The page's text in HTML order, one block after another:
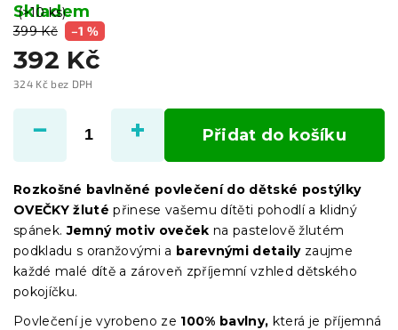
399 Kč –1 %
392 Kč
324 Kč bez DPH
cena:
Skladem
(>10 ks)
Přidat do košíku
Rozkošné bavlněné povlečení do dětské postýlky
OVEČKY žluté přinese vašemu dítěti pohodlí a klidný
spánek.Jemný motiv oveček na pastelově žlutém
podkladu s oranžovými a barevnými detailyzaujme
každé malé dítě a zároveň zpříjemní vzhled dětského
pokojíčku.
Povlečení je vyrobeno ze 100% bavlny, která je příjemná